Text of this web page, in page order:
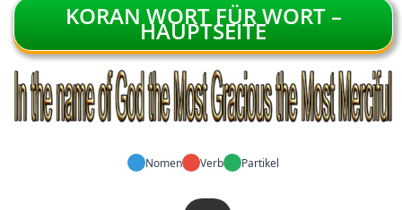
KORAN WORT FÜR WORT –
HAUPTSEITE
Nomen Verb Partikel